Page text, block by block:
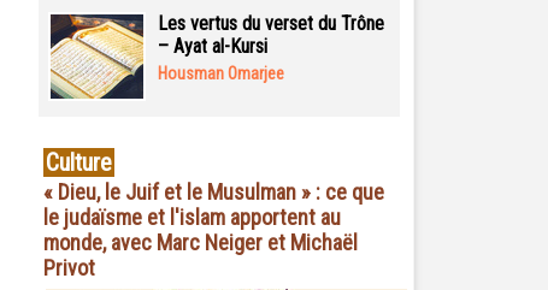
Les vertus du verset du Trône
– Ayat al-Kursi
Housman Omarjee
Culture
« Dieu, le Juif et le Musulman » : ce que
le judaïsme et l'islam apportent au
monde, avec Marc Neiger et Michaël
Privot